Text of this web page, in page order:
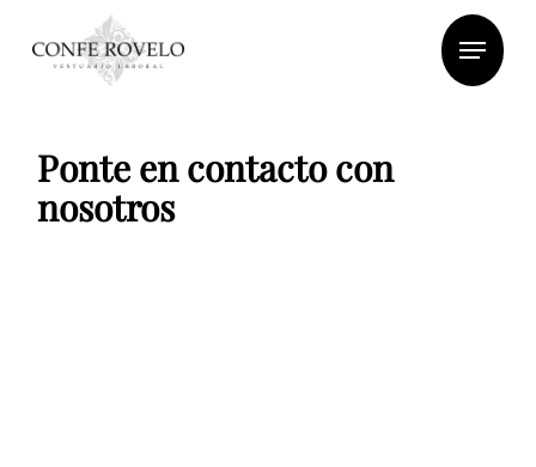
Menu
Ponte en contacto con
nosotros